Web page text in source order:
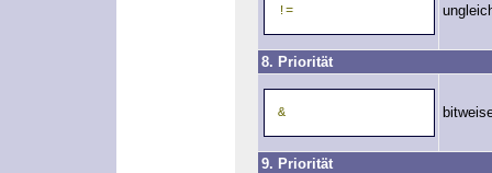
!=
8. Priorität
&
9. Priorität